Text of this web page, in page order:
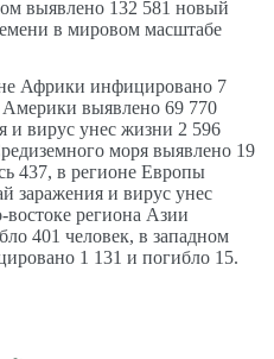
выявлено 132 581 новый
в мировом масштабе
Африки инфицировано 7
Америки выявлено 69 770
и вирус унес жизни 2 596
моря выявлено 19
437, в регионе Европы
заражения и вирус унес
региона Азии
401 человек, в западном
1 131 и погибло 15.